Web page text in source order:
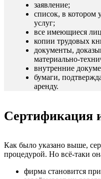
заявление;
список, в котором
услуг;
все имеющиеся
копии трудовых
документы,
материально-
внутренние
бумаги,
аренду.
Сертификация
Как было указано выше,
процедурой. Но всё-таки
фирма становится